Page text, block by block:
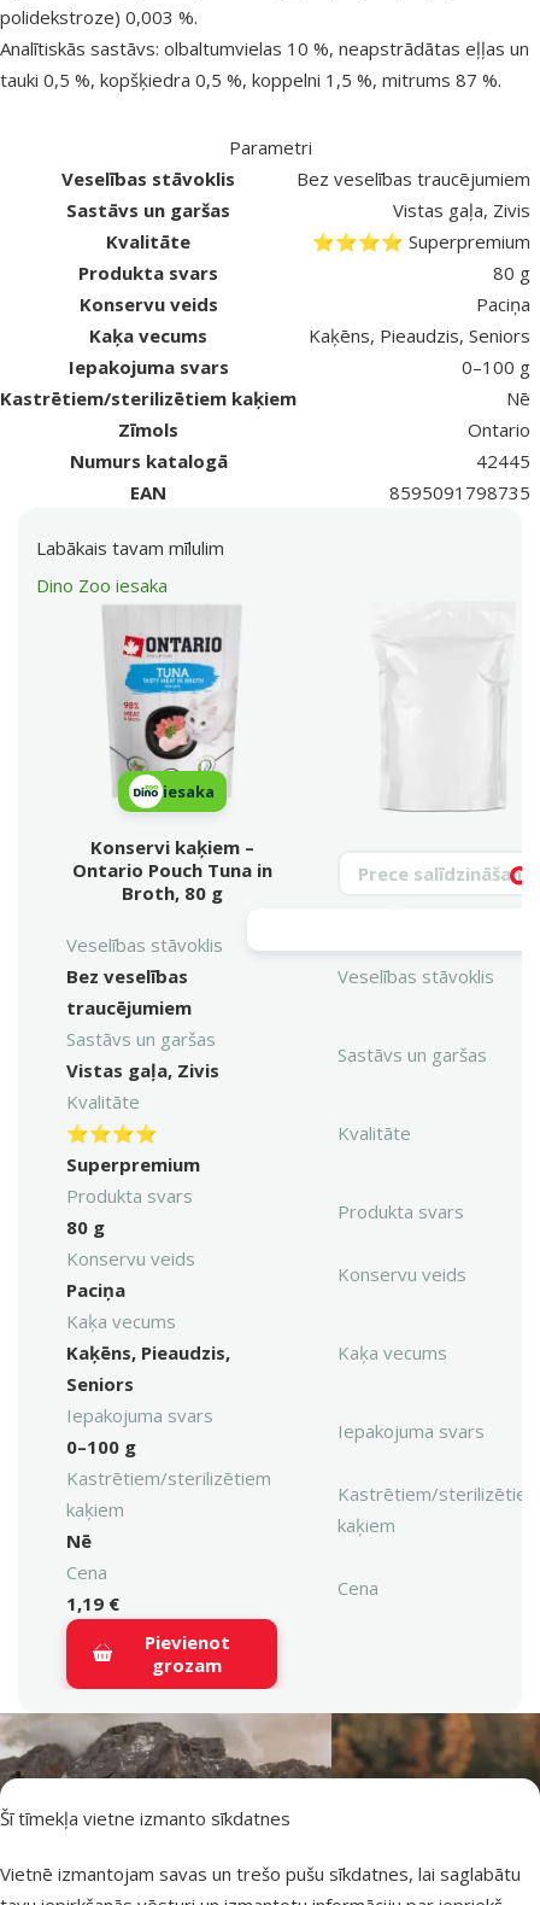
Šī tīmekļa vietne izmanto sīkdatnes
Vietnē izmantojam savas un trešo pušu sīkdatnes, lai saglabātu
polidekstroze) 0,003 %.
Analītiskās sastāvs: olbaltumvielas 10 %, neapstrādātas eļļas un
tauki 0,5 %, kopšķiedra 0,5 %, koppelni 1,5 %, mitrums 87 %.
Parametri
Veselības stāvoklis
Bez veselības traucējumiem
Sastāvs un garšas
Vistas gaļa, Zivis
Kvalitāte
⭐⭐⭐⭐ Superpremium
Produkta svars
80 g
Konservu veids
Paciņa
Kaķa vecums
Kaķēns, Pieaudzis, Seniors
Iepakojuma svars
0–100 g
Kastrētiem/sterilizētiem kaķiem
Nē
Zīmols
Ontario
Numurs katalogā
42445
EAN
8595091798735
Labākais tavam mīlulim
Dino Zoo iesaka
iesaka
Konservi kaķiem –
Ontario Pouch Tuna in
Broth, 80 g
Meklēt produktu
Veselības stāvoklis
Bez veselības
traucējumiem
Veselības stāvoklis
Sastāvs un garšas
Vistas gaļa, Zivis
Sastāvs un garšas
Kvalitāte
⭐⭐⭐⭐
Superpremium
Kvalitāte
Produkta svars
80 g
Produkta svars
Konservu veids
Paciņa
Konservu veids
Kaķa vecums
Kaķēns, Pieaudzis,
Seniors
Kaķa vecums
Iepakojuma svars
0–100 g
Iepakojuma svars
Kastrētiem/sterilizētiem
kaķiem
Nē
Kastrētiem/
kaķiem
Cena
1,19 €
Cena
Pievienot
grozam